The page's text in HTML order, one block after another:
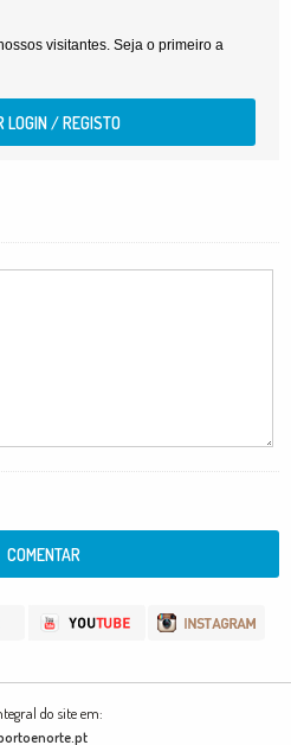
visitantes. Seja o primeiro a
do site em: